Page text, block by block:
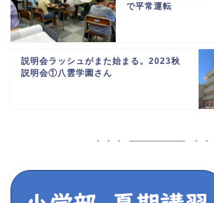
で平常運転
説明会ラッシュがまた始まる。2023秋
説明会①八雲学園さん